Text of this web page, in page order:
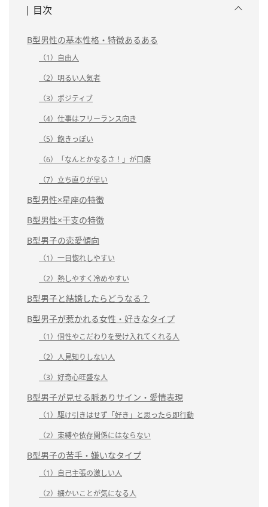
目次
B型男性の基本性格・特徴あるある
（1）自由人
（2）明るい人気者
（3）ポジティブ
（4）仕事はフリーランス向き
（5）飽きっぽい
（6）「なんとかなるさ！」が口癖
（7）立ち直りが早い
B型男性×星座の特徴
B型男性×干支の特徴
B型男子の恋愛傾向
（1）一目惚れしやすい
（2）熱しやすく冷めやすい
B型男子と結婚したらどうなる？
B型男子が惹かれる女性・好きなタイプ
（1）個性やこだわりを受け入れてくれる人
（2）人見知りしない人
（3）好奇心旺盛な人
B型男子が見せる脈ありサイン・愛情表現
（1）駆け引きはせず「好き」と思ったら即行動
（2）束縛や依存関係にはならない
B型男子の苦手・嫌いなタイプ
（1）自己主張の激しい人
（2）細かいことが気になる人